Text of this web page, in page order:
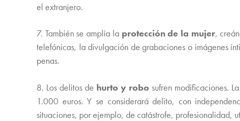
el extranjero.
7. También se amplía la protección de la mujer,
telefónicas, la divulgación de grabaciones o imágenes
penas.
8. Los delitos de hurto y robo sufren modificaciones.
1.000 euros. Y se considerará delito, con
situaciones, por ejemplo, de catástrofe, profesionalidad,